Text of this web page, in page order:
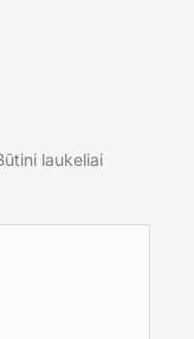
laukeliai